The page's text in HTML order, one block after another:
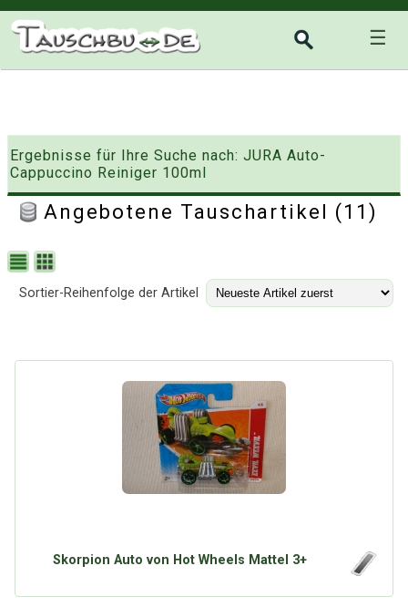
☰
Ergebnisse für Ihre Suche nach: JURA Auto-
Cappuccino Reiniger 100ml
Angebotene Tauschartikel (11)
Sortier-Reihenfolge der Artikel
Skorpion Auto von Hot Wheels Mattel 3+